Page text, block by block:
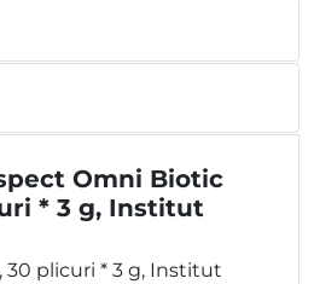
Omni Biotic
* 3 g, Institut
30 plicuri * 3 g, Institut